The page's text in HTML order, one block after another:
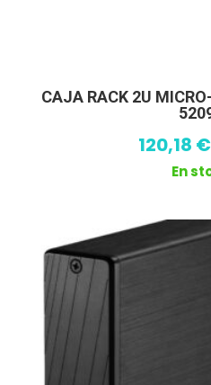
CAJA RACK 2U
120,18 €
En